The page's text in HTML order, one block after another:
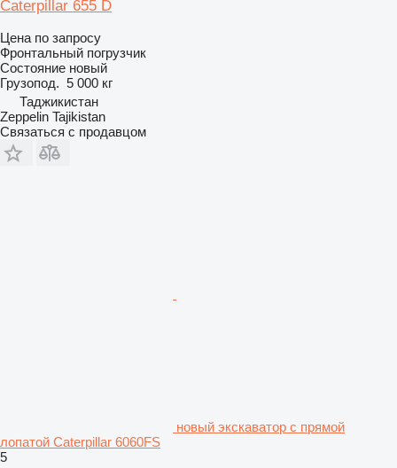
Caterpillar 655 D
Цена по запросу
Фронтальный погрузчик
Состояние новый
Грузопод. 5 000 кг
Таджикистан
Zeppelin Tajikistan
Связаться с продавцом
новый экскаватор с прямой
лопатой Caterpillar 6060FS
5